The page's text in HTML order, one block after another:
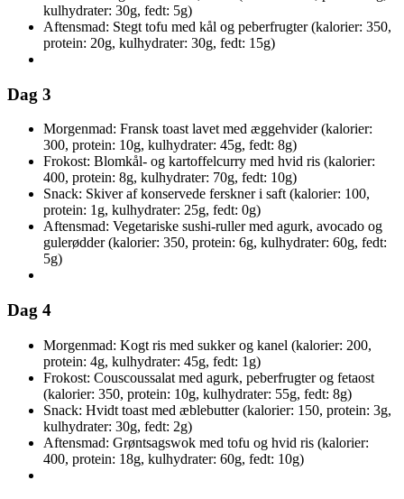
kulhydrater: 30g, fedt: 5g)
Aftensmad: Stegt tofu med kål og peberfrugter (kalorier: 350,
protein: 20g, kulhydrater: 30g, fedt: 15g)
Dag 3
Morgenmad: Fransk toast lavet med æggehvider (kalorier:
300, protein: 10g, kulhydrater: 45g, fedt: 8g)
Frokost: Blomkål- og kartoffelcurry med hvid ris (kalorier:
400, protein: 8g, kulhydrater: 70g, fedt: 10g)
Snack: Skiver af konservede ferskner i saft (kalorier: 100,
protein: 1g, kulhydrater: 25g, fedt: 0g)
Aftensmad: Vegetariske sushi-ruller med agurk, avocado og
gulerødder (kalorier: 350, protein: 6g, kulhydrater: 60g, fedt:
5g)
Dag 4
Morgenmad: Kogt ris med sukker og kanel (kalorier: 200,
protein: 4g, kulhydrater: 45g, fedt: 1g)
Frokost: Couscoussalat med agurk, peberfrugter og fetaost
(kalorier: 350, protein: 10g, kulhydrater: 55g, fedt: 8g)
Snack: Hvidt toast med æblebutter (kalorier: 150, protein: 3g,
kulhydrater: 30g, fedt: 2g)
Aftensmad: Grøntsagswok med tofu og hvid ris (kalorier:
400, protein: 18g, kulhydrater: 60g, fedt: 10g)